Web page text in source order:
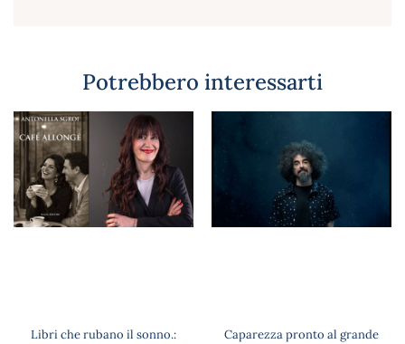
Potrebbero interessarti
Libri che rubano il sonno.:
Caparezza pronto al grande